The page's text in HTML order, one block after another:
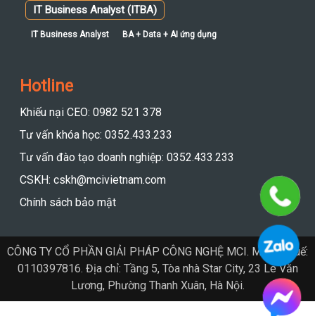
IT Business Analyst (ITBA)
IT Business Analyst BA + Data + AI ứng dụng
Hotline
Khiếu nại CEO: 0982 521 378
Tư vấn khóa học: 0352.433.233
Tư vấn đào tạo doanh nghiệp: 0352.433.233
CSKH: cskh@mcivietnam.com
Chính sách bảo mật
CÔNG TY CỔ PHẦN GIẢI PHÁP CÔNG NGHỆ MCI. Mã số thuế:
0110397816. Địa chỉ: Tầng 5, Tòa nhà Star City, 23 Lê Văn
Lương, Phường Thanh Xuân, Hà Nội.